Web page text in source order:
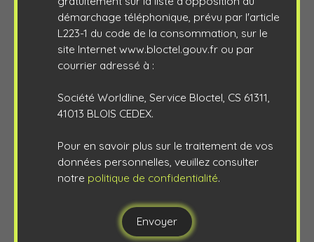
démarchage téléphonique, prévu par l'article
L223-1 du code de la consommation, sur le
site Internet www.bloctel.gouv.fr ou par
courrier adressé à :
Société Worldline, Service Bloctel, CS 61311,
41013 BLOIS CEDEX.
Pour en savoir plus sur le traitement de vos
données personnelles, veuillez consulter
notre politique de confidentialité.
Envoyer